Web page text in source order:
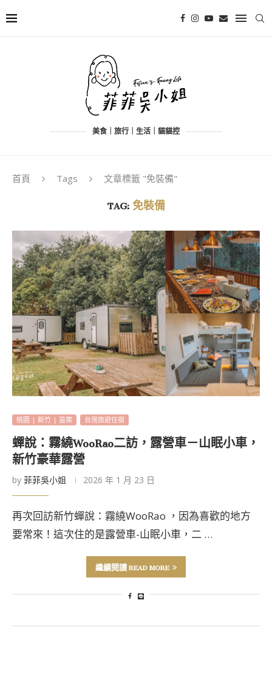
美食｜旅行｜生活｜貓貓控
首頁 Tags 文章標籤 "免裝備"
TAG:免裝備
桃園 | 新竹 | 苗栗 台灣旅遊住宿
蟬說：霧繞WooRao二訪，露營車－山眠小車，
新竹豪華露營
by 菲菲吳小姐 2026 年 1 月 23 日
再次回訪新竹蟬說：霧繞WooRao ，因為喜歡的地方
要常來！這次住的是露營車-山眠小車，二 …
繼續閱讀 READ MORE